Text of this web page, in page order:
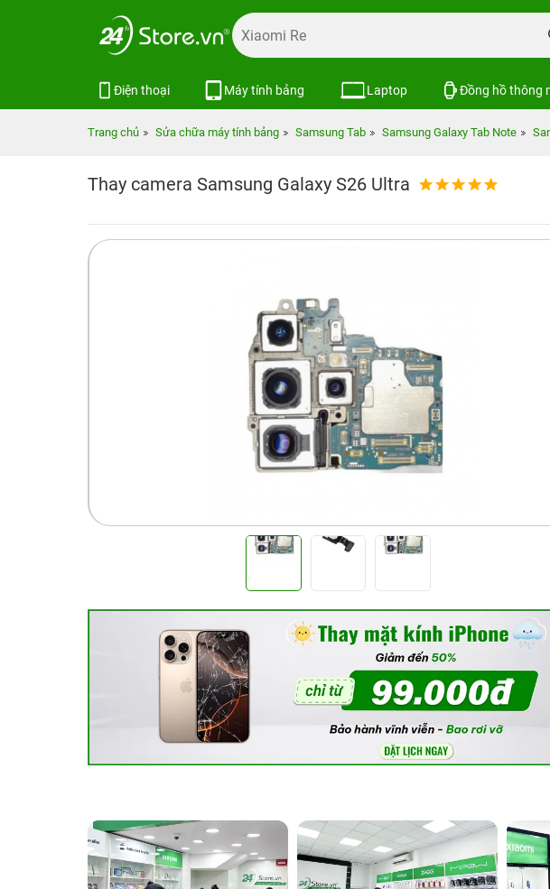
Điện thoại Máy tính bảng Laptop Đồng hồ thông
Trang chủ Sửa chữa máy tính bảng Samsung Tab Samsung Galaxy Tab Note
Thay camera Samsung Galaxy S26 Ultra